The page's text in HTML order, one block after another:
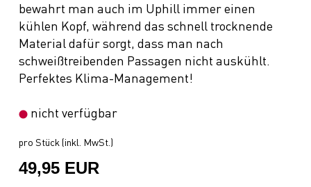
bewahrt man auch im Uphill immer einen
kühlen Kopf, während das schnell trocknende
Material dafür sorgt, dass man nach
schweißtreibenden Passagen nicht auskühlt.
Perfektes Klima-Management!
nicht verfügbar
pro Stück (inkl. MwSt.)
49,95 EUR